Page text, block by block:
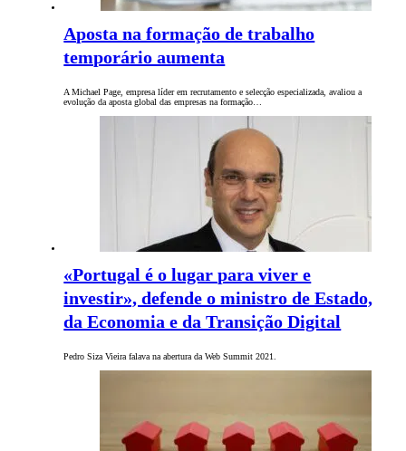
Aposta na formação de trabalho
temporário aumenta
A Michael Page, empresa líder em recrutamento e selecção especializada, avaliou a
evolução da aposta global das empresas na formação…
«Portugal é o lugar para viver e
investir», defende o ministro de Estado,
da Economia e da Transição Digital
Pedro Siza Vieira falava na abertura da Web Summit 2021.